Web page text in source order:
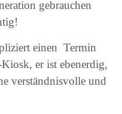
gebrauchen
einen Termin
er ist ebenerdig,
verständnisvolle und